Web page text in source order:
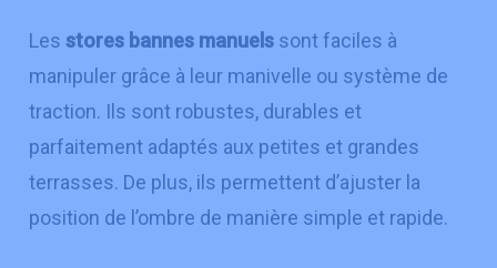
Les stores bannes manuels sont faciles à
manipuler grâce à leur manivelle ou système de
traction. Ils sont robustes, durables et
parfaitement adaptés aux petites et grandes
terrasses. De plus, ils permettent d’ajuster la
position de l’ombre de manière simple et rapide.